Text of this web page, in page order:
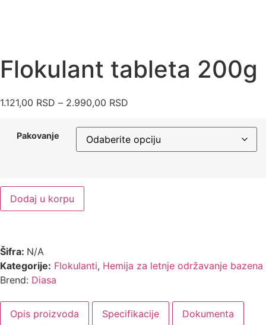
Flokulant tableta 200g
1.121,00 RSD – 2.990,00 RSD
Pakovanje
Dodaj u korpu
Šifra: N/A
Kategorije: Flokulanti, Hemija za letnje održavanje bazena
Brend: Diasa
Opis proizvoda Specifikacije Dokumenta